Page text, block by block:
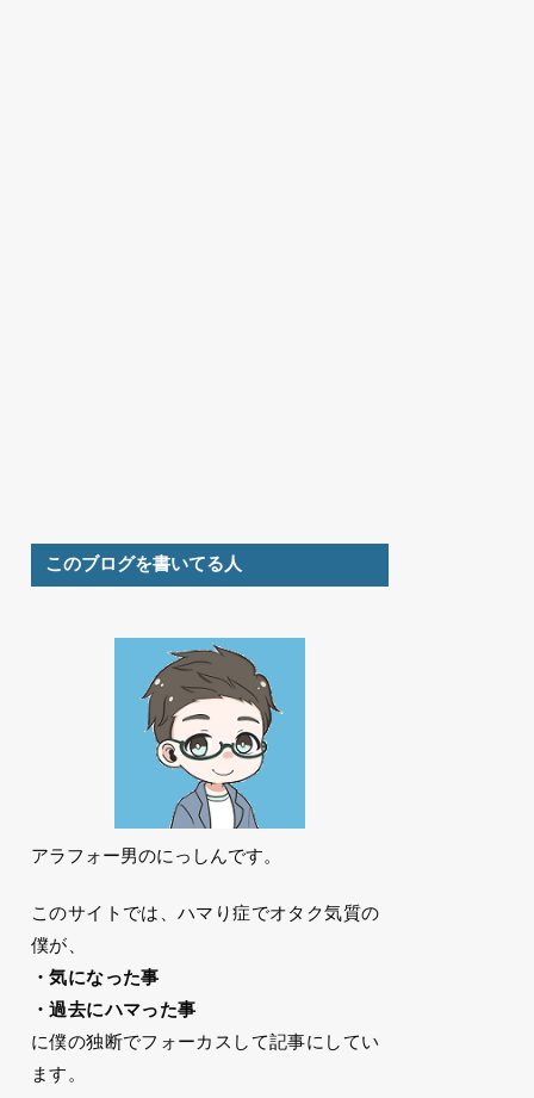
このブログを書いてる人
アラフォー男のにっしんです。
このサイトでは、ハマり症でオタク気質の
僕が、
・気になった事
・過去にハマった事
に僕の独断でフォーカスして記事にしてい
ます。